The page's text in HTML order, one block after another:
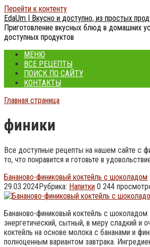
Перейти к контенту
EdaUm | Вкусно и доступно, из простых
Приготовление вкусных блюд в домашних
доступных продуктов
МЕНЮ
ВСЕ РЕЦЕПТЫ
ПОИСК ПО САЙТУ
КОНТАКТЫ
Главная страница
финики
Все доступные рецепты на нашем сайте с
то, что понравится и готовьте в
Бананово-финиковый коктейль с шоколадом
29.03.2024Рубрика: Напитки 0 244
Бананово-финиковый коктейль с шоколадом
энергетический, сытный, в меру сладкий и
коктейль на основе молока с бананами и
полноценным вариантом завтрака.